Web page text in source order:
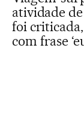
atividade
foi
com frase